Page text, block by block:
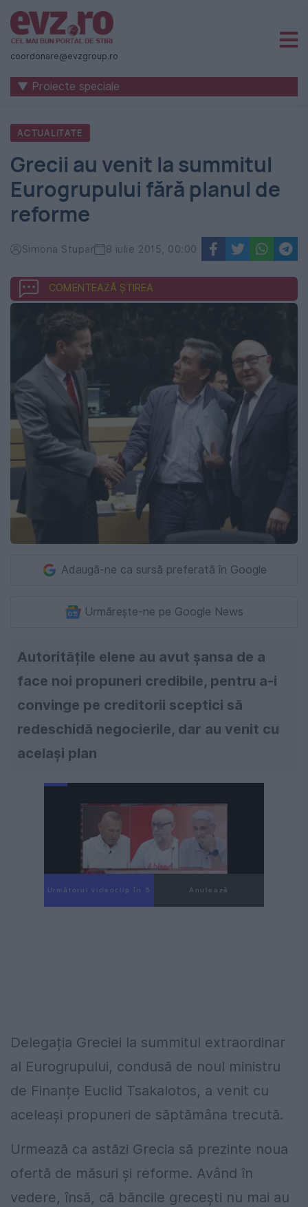
Știri
naționale
internaționale
România
-
Evenimentul
Zilei
coordonare@evzgroup.ro
▼ Proiecte speciale
ACTUALITATE
Grecii au venit la summitul
Eurogrupului fără planul de
reforme
Simona Stupar 8 iulie 2015, 00:00
COMENTEAZĂ ȘTIREA
Adaugă-ne ca sursă preferată în Google
Urmărește-ne pe Google News
Autoritățile elene au avut șansa de a
face noi propuneri credibile, pentru a-i
convinge pe creditorii sceptici să
redeschidă negocierile, dar au venit cu
același plan
Următorul videoclip în 4 Anulează
Delegația Greciei la summitul extraordinar
al Eurogrupului, condusă de noul ministru
de Finanțe Euclid Tsakalotos, a venit cu
aceleași propuneri de săptămâna trecută.
Urmează ca astăzi Grecia să prezinte noua
ofertă de măsuri și reforme. Având în
vedere, însă, că băncile grecești nu mai au